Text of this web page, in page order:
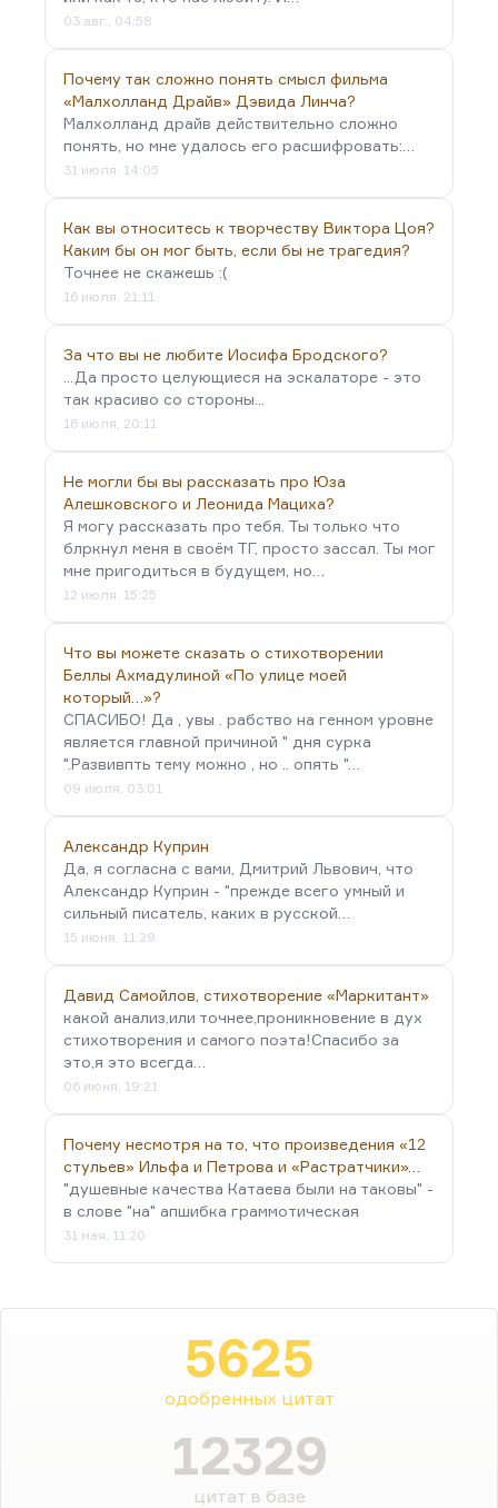
03 авг., 04:58
Почему так сложно понять смысл фильма
«Малхолланд Драйв» Дэвида Линча?
Малхолланд драйв действительно сложно
понять, но мне удалось его расшифровать:…
31 июля, 14:05
Как вы относитесь к творчеству Виктора Цоя?
Каким бы он мог быть, если бы не трагедия?
Точнее не скажешь :(
16 июля, 21:11
За что вы не любите Иосифа Бродского?
...Да просто целующиеся на эскалаторе - это
так красиво со стороны...
16 июля, 20:11
Не могли бы вы рассказать про Юза
Алешковского и Леонида Мациха?
Я могу рассказать про тебя. Ты только что
блркнул меня в своём ТГ, просто зассал. Ты мог
мне пригодиться в будущем, но…
12 июля, 15:25
Что вы можете сказать о стихотворении
Беллы Ахмадулиной «По улице моей
который…»?
СПАСИБО! Да , увы . рабство на генном уровне
является главной причиной " дня сурка
".Развивпть тему можно , но .. опять "…
09 июля, 03:01
Александр Куприн
Да, я согласна с вами, Дмитрий Львович, что
Александр Куприн - "прежде всего умный и
сильный писатель, каких в русской…
15 июня, 11:29
Давид Самойлов, стихотворение «Маркитант»
какой анализ,или точнее,проникновение в дух
стихотворения и самого поэта!Спасибо за
это,я это всегда…
06 июня, 19:21
Почему несмотря на то, что произведения «12
стульев» Ильфа и Петрова и «Растратчики»…
"душевные качества Катаева были на таковы" -
в слове "на" апшибка граммотическая
31 мая, 11:20
5625
одобренных цитат
12329
цитат в базе